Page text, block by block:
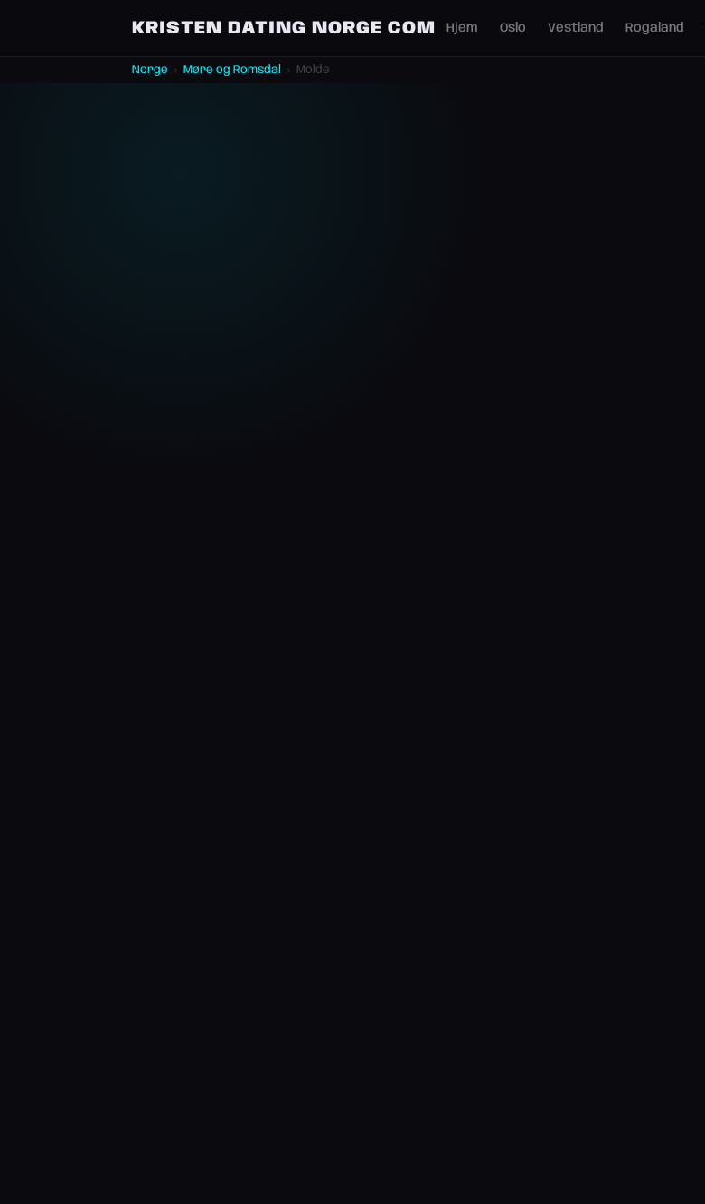
KRISTEN DATING NORGE COM Hjem Oslo Vestland Rogaland
Norge › Møre og Romsdal › Molde